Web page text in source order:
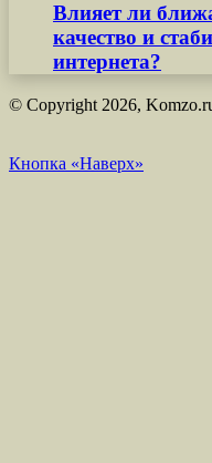
Влияет ли
качество и
интернета?
© Copyright 2026,
Кнопка «Наверх»